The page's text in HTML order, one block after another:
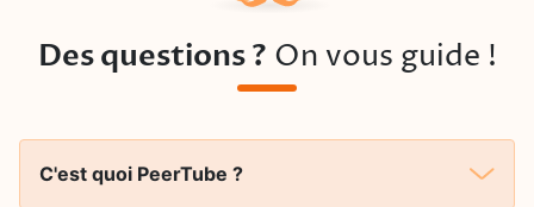
Des questions ? On vous guide !
C'est quoi PeerTube ?